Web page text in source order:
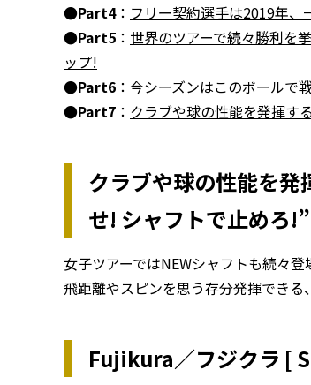
●Part4： フリー契約選手は2019年、
●Part5 ： 世界のツアーで続々勝利を
ップ!
●Part6 ：今シーズンはこのボール
●Part7 ： クラブや球の性能を発揮す
クラブや球の性能を
せ! シャフトで止めろ!”
女子ツアーではNEWシャフトも続々登
飛距離やスピンを思う存分発揮でき
Fujikura／フジクラ [